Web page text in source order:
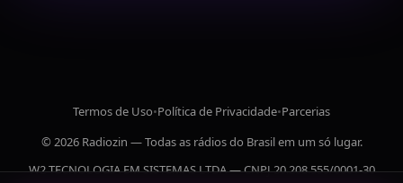
Termos de Uso•Política de Privacidade•Parcerias
© 2026 Radiozin — Todas as rádios do Brasil em um só lugar.
W2 TECNOLOGIA EM SISTEMAS LTDA — CNPJ 20.208.555/0001-30